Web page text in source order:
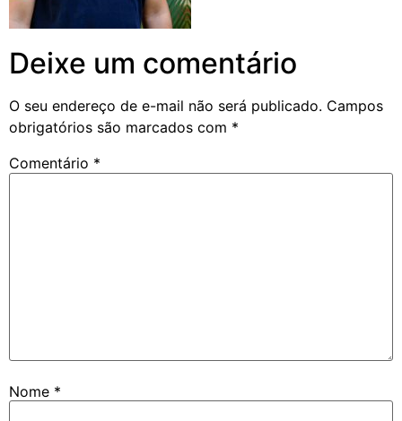
Deixe um comentário
O seu endereço de e-mail não será publicado. Campos
obrigatórios são marcados com *
Comentário *
Nome *